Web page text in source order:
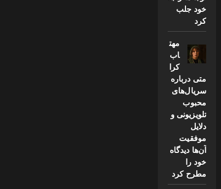
خود جلب
کرد
مهت
اب
کرا
متی درباره
سریال‌های
محبوب
تلویزیونی و
دلایل
موفقیت
آن‌ها دیدگاه
خود را
مطرح کرد